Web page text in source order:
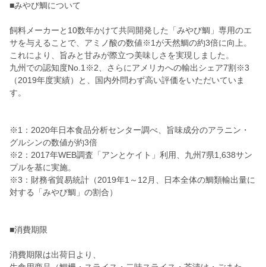
■みやび鯛について
飼料メーカーと10数年かけて共同開発した「みやび鯛」専用のエ
サを与えることで、アミノ酸の数値※1が天然鯛の約3倍に向上。
これにより、旨みと甘みが際立つ美味しさを実現しました。
九州での認知度No.1※2、さらにアメリカへの輸出シェア7割※3
（2019年度実績）と、国内外問わず高い評価をいただいていま
す。
※1：2020年日本食品分析センター調べ、旨味成分のアラニン・
グルシンの数値が約3倍
※2：2017年WEB調査「アンとケイト」利用、九州7県1,638サン
プルを基に実施。
※3：財務省貿易統計（2019年1～12月、日本全体の鯛類輸出量に
対する「みやび鯛」の割合）
■消費期限
消費期限は出荷日より、